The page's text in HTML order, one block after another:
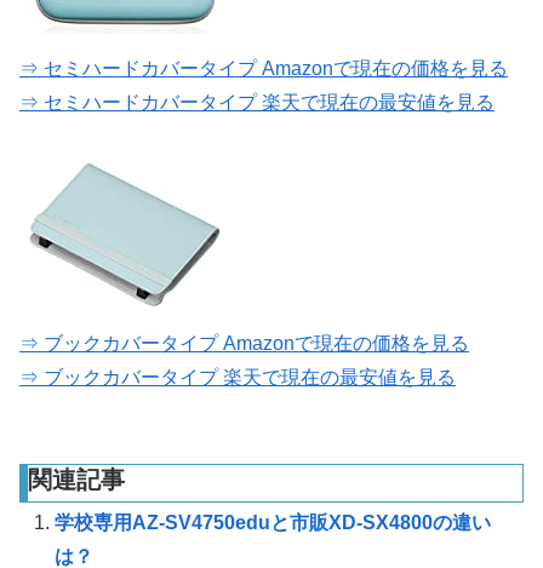
⇒ セミハードカバータイプ Amazonで現在の価格を見る
⇒ セミハードカバータイプ 楽天で現在の最安値を見る
⇒ ブックカバータイプ Amazonで現在の価格を見る
⇒ ブックカバータイプ 楽天で現在の最安値を見る
関連記事
学校専用AZ-SV4750eduと市販XD-SX4800の違い
は？